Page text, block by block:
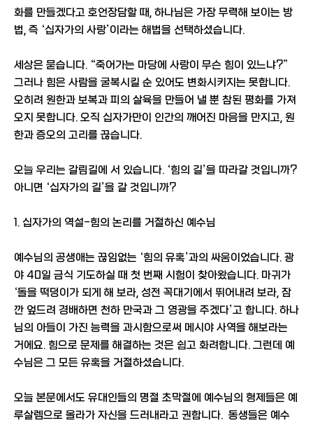
화를 만들겠다고 호언장담할 때, 하나님은 가장 무력해 보이는 방
법, 즉 ‘십자가의 사랑’이라는 해법을 선택하셨습니다.
세상은 묻습니다. “죽어가는 마당에 사랑이 무슨 힘이 있느냐?”
그러나 힘은 사람을 굴복시킬 순 있어도 변화시키지는 못합니다.
오히려 원한과 보복과 피의 살육을 만들어 낼 뿐 참된 평화를 가져
오지 못합니다. 오직 십자가만이 인간의 깨어진 마음을 만지고, 원
한과 증오의 고리를 끊습니다.
오늘 우리는 갈림길에 서 있습니다. ‘힘의 길’을 따라갈 것입니까?
아니면 ‘십자가의 길’을 갈 것입니까?
1. 십자가의 역설-힘의 논리를 거절하신 예수님
예수님의 공생애는 끊임없는 ‘힘의 유혹’과의 싸움이었습니다. 광
야 40일 금식 기도하실 때 첫 번째 시험이 찾아왔습니다. 마귀가
‘돌을 떡덩이가 되게 해 보라, 성전 꼭대기에서 뛰어내려 보라, 잠
깐 엎드려 경배하면 천하 만국과 그 영광을 주겠다’고 합니다. 하나
님의 아들이 가진 능력을 과시함으로써 메시야 사역을 해보라는
거에요. 힘으로 문제를 해결하는 것은 쉽고 화려합니다. 그런데 예
수님은 그 모든 유혹을 거절하셨습니다.
오늘 본문에서도 유대인들의 명절 초막절에 예수님의 형제들은 예
루살렘으로 올라가 자신을 드러내라고 권합니다. 동생들은 예수